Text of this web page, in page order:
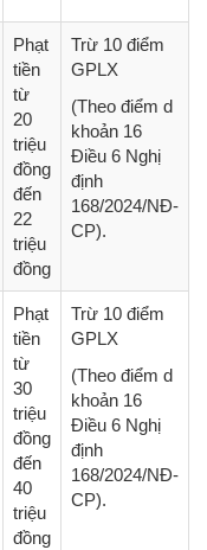
Phạt
tiền
từ
20
triệu
đồng
đến
22
triệu
đồng
Trừ 10 điểm
GPLX
(Theo điểm d
khoản 16
Điều 6 Nghị
định
168/2024/NĐ-
CP).
Phạt
tiền
từ
30
triệu
đồng
đến
40
triệu
đồng
Trừ 10 điểm
GPLX
(Theo điểm d
khoản 16
Điều 6 Nghị
định
168/2024/NĐ-
CP).